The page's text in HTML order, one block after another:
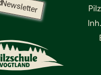
Newsletter